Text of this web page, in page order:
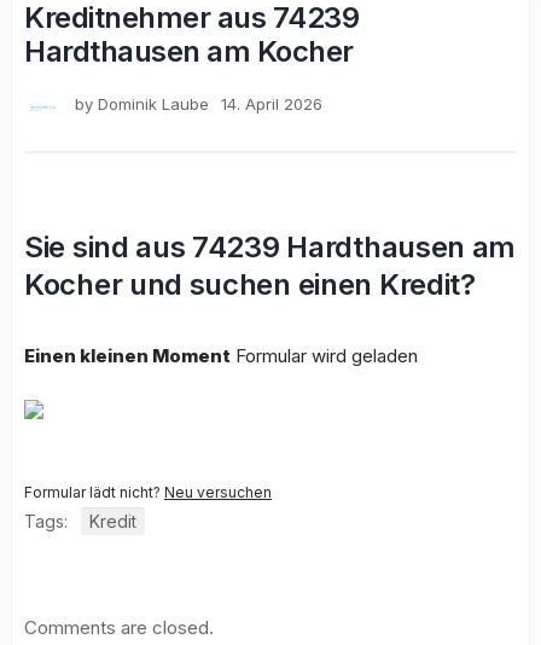
Kreditnehmer aus 74239
Hardthausen am Kocher
by Dominik Laube 14. April 2026
Sie sind aus 74239 Hardthausen am
Kocher und suchen einen Kredit?
Einen kleinen Moment Formular wird geladen
Formular lädt nicht? Neu versuchen
Tags: Kredit
Comments are closed.